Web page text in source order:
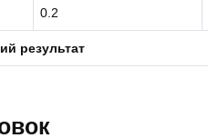
0.2
результат